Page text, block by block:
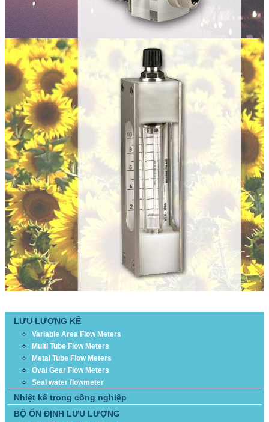
LƯU LƯỢNG KẾ
Variable Area Flow Meters
Multi Tube Flow Meters
Metal Tube Flow Meters
Oval Gear Flow Meters
Seal water flowmeter
Nhiệt kế trong công nghiệp
BỘ ỔN ĐỊNH LƯU LƯỢNG